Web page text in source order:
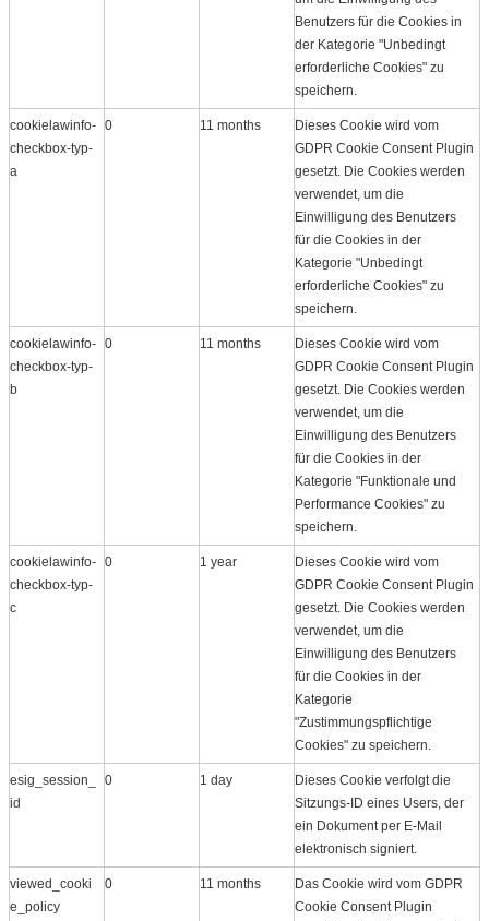
Benutzers für die Cookies in
der Kategorie "Unbedingt
erforderliche Cookies" zu
speichern.
cookielawinfo-
checkbox-typ-
a
0 11 months
Dieses Cookie wird vom
GDPR Cookie Consent Plugin
gesetzt. Die Cookies werden
verwendet, um die
Einwilligung des Benutzers
für die Cookies in der
Kategorie "Unbedingt
erforderliche Cookies" zu
speichern.
cookielawinfo-
checkbox-typ-
b
0 11 months
Dieses Cookie wird vom
GDPR Cookie Consent Plugin
gesetzt. Die Cookies werden
verwendet, um die
Einwilligung des Benutzers
für die Cookies in der
Kategorie "Funktionale und
Performance Cookies" zu
speichern.
cookielawinfo-
checkbox-typ-
c
0 1 year
Dieses Cookie wird vom
GDPR Cookie Consent Plugin
gesetzt. Die Cookies werden
verwendet, um die
Einwilligung des Benutzers
für die Cookies in der
Kategorie
"Zustimmungspflichtige
Cookies" zu speichern.
esig_session_
id
0 1 day
Dieses Cookie verfolgt die
Sitzungs-ID eines Users, der
ein Dokument per E-Mail
elektronisch signiert.
viewed_cooki
e_policy
0 11 months
Das Cookie wird vom GDPR
Cookie Consent Plugin